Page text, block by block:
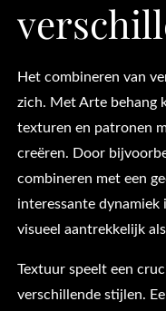
Het combineren van
zich. Met Arte behang
texturen en patronen
creëren. Door
combineren met een
interessante dynamiek
visueel aantrekkelijk
Textuur speelt een
verschillende stijlen.